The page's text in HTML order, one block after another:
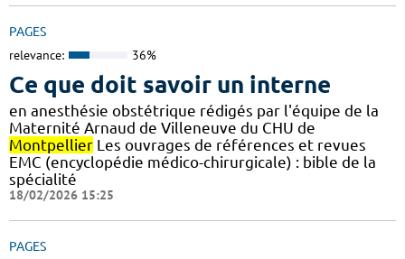
PAGES
relevance: 36%
Ce que doit savoir un interne
en anesthésie obstétrique rédigés par l'équipe de la
Maternité Arnaud de Villeneuve du CHU de
Montpellier Les ouvrages de références et revues
EMC (encyclopédie médico-chirurgicale) : bible de la
spécialité
18/02/2026 15:25
PAGES